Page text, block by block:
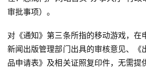
首
审批事项）。
对《通知》第三条所指的移动游戏，在
新闻出版管理部门出具的审核意见、《
品申请表》及相关证照复印件，无需提